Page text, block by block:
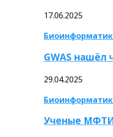
17.06.2025
GWAS
29.04.2025
Ученые МФТИ